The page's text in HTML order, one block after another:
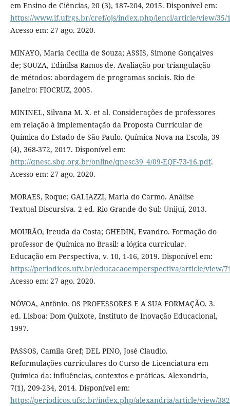
em Ensino de Ciências, 20 (3), 187-204, 2015. Disponível em:
https://www.if.ufrgs.br/cref/ojs/index.php/ienci/article/view/35/
Acesso em: 27 ago. 2020.
MINAYO, Maria Cecília de Souza; ASSIS, Simone Gonçalves
de; SOUZA, Edinilsa Ramos de. Avaliação por triangulação
de métodos: abordagem de programas sociais. Rio de
Janeiro: FIOCRUZ, 2005.
MININEL, Silvana M. X. et al. Considerações de professores
em relação à implementação da Proposta Curricular de
Química do Estado de São Paulo. Química Nova na Escola, 39
(4), 368-372, 2017. Disponível em:
http://qnesc.sbq.org.br/online/qnesc39_4/09-EQF-73-16.pdf.
Acesso em: 27 ago. 2020.
MORAES, Roque; GALIAZZI, Maria do Carmo. Análise
Textual Discursiva. 2 ed. Rio Grande do Sul: Unijuí, 2013.
MOURÃO, Ireuda da Costa; GHEDIN, Evandro. Formação do
professor de Química no Brasil: a lógica curricular.
Educação em Perspectiva, v. 10, 1-16, 2019. Disponível em:
https://periodicos.ufv.br/educacaoemperspectiva/article/view/
Acesso em: 27 ago. 2020.
NÓVOA, Antônio. OS PROFESSORES E A SUA FORMAÇÃO. 3.
ed. Lisboa: Dom Quixote, Instituto de Inovação Educacional,
1997.
PASSOS, Camila Gref; DEL PINO, José Claudio.
Reformulações curriculares do Curso de Licenciatura em
Química da: influências, contextos e práticas. Alexandria,
7(1), 209-234, 2014. Disponível em:
https://periodicos.ufsc.br/index.php/alexandria/article/view/